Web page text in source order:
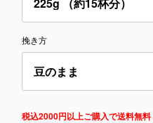
挽き方
税込2000円以上ご購入で送料無料